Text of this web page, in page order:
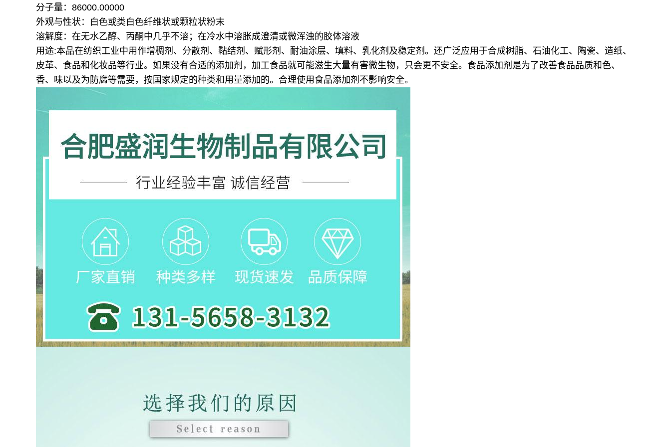
分子量：86000.00000
外观与性状：白色或类白色纤维状或颗粒状粉末
溶解度：在无水乙醇、丙酮中几乎不溶；在冷水中溶胀成澄清或微浑浊的胶体溶液
用途:本品在纺织工业中用作增稠剂、分散剂、黏结剂、赋形剂、耐油涂层、填料、乳化剂及稳定剂。还广泛应用于合成树脂、石油化工、陶瓷、造纸、
皮革、食品和化妆品等行业。如果没有合适的添加剂，加工食品就可能滋生大量有害微生物，只会更不安全。食品添加剂是为了改善食品品质和色、
香、味以及为防腐等需要，按国家规定的种类和用量添加的。合理使用食品添加剂不影响安全。